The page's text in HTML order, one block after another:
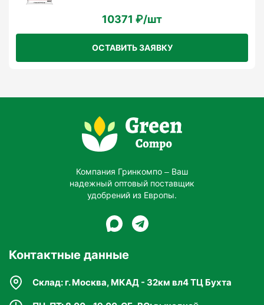
Деревья (молодые)
Питомники растений
по плану ухода, 30–50 г/м²
10371 ₽/шт
ОСТАВИТЬ ЗАЯВКУ
Компания Гринкомпо – Ваш
надежный оптовый поставщик
удобрений из Европы.
Контактные данные
Склад: г. Москва, МКАД - 32км вл4 ТЦ Бухта